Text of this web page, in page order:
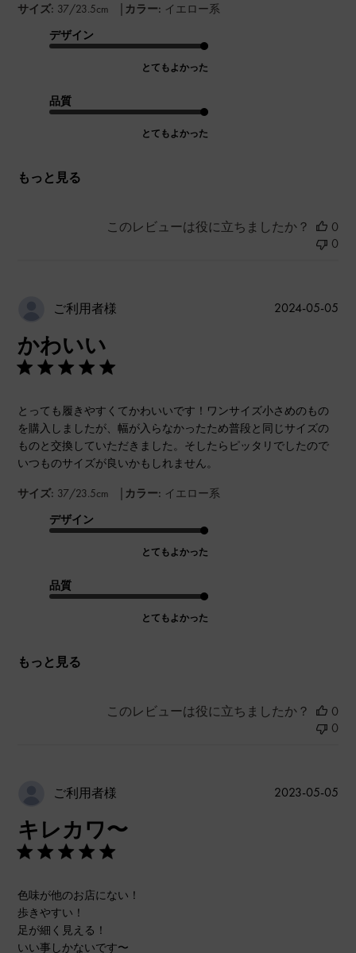
サイズ: 37/23.5cm | カラー: イエロー系
デザイン
とてもよかった
品質
とてもよかった
もっと見る
このレビューは役に立ちましたか？
0
0
ご利用者様
かわいい
とっても履きやすくてかわいいです！ワンサイズ小さめのもの
を購入しましたが、幅が入らなかったため普段と同じサイズの
ものと交換していただきました。そしたらピッタリでしたので
いつものサイズが良いかもしれません。
サイズ: 37/23.5cm | カラー: イエロー系
デザイン
とてもよかった
品質
とてもよかった
もっと見る
公
2024-05-05
このレビューは役に立ちましたか？
0
0
ご利用者様
キレカワ〜
色味が他のお店にない！
歩きやすい！
足が細く見える！
いい事しかないです〜
公
2023-05-05